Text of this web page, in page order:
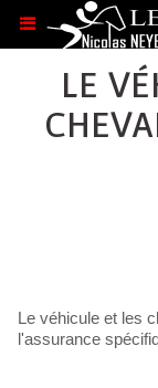
LE
Le véhicule et les chevaux transportés sont couverts par
l'assurance